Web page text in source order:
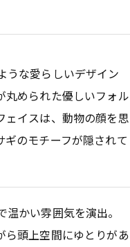
うな愛らしいデザイン
丸められた優しいフォル
ェイスは、動物の顔を思
のモチーフが隠されて
かい雰囲気を演出。
ら頭上空間にゆとりがあ